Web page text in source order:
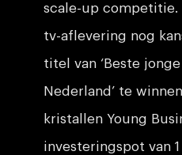
scale-up competitie.
tv-aflevering nog
titel van ‘Beste
Nederland’ te
kristallen Young
investeringspot van